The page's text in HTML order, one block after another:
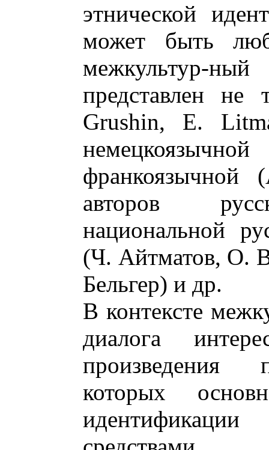
этнической
может быть
межкультур-
представлен не
Grushin, E.
франкоязычной
авторов
национальной
(Ч. Айтматов, О.
Бельгер) и др.
В контексте
диалога
произведения
которых